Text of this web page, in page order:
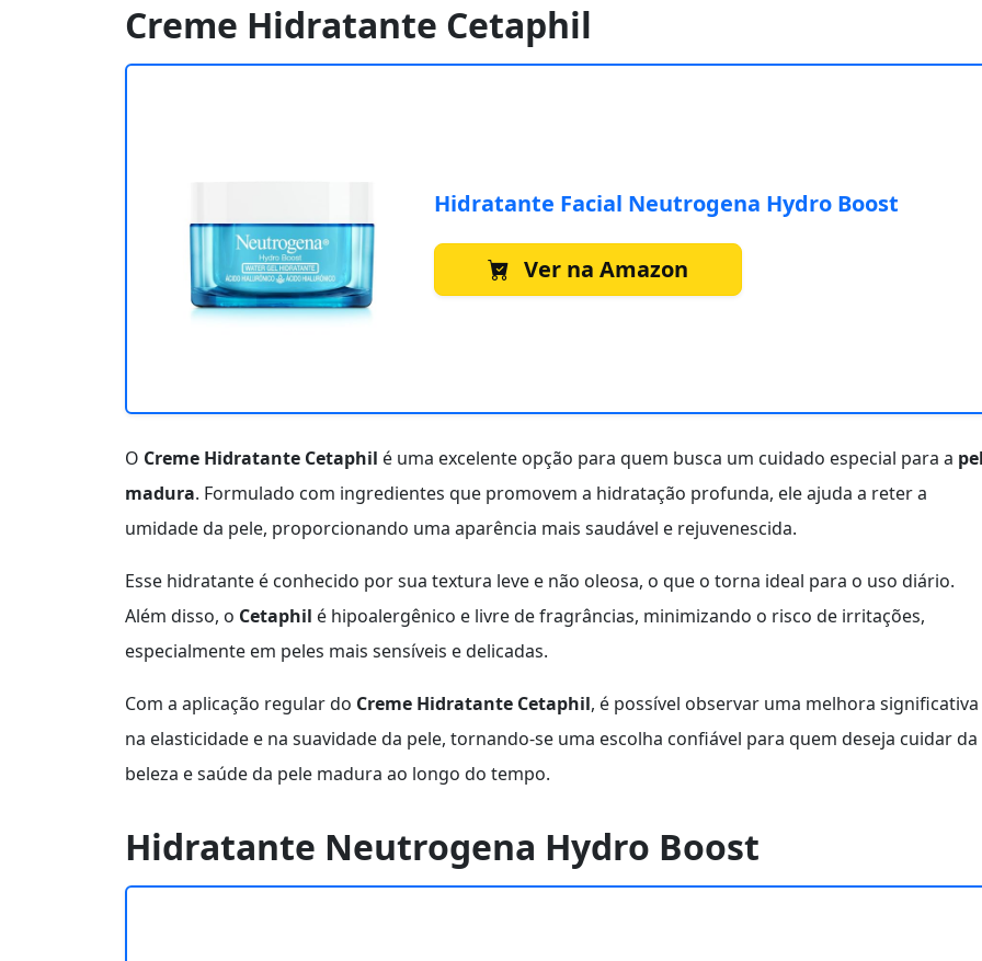
Creme Hidratante Cetaphil
Hidratante Facial Neutrogena Hydro Boost
Ver na Amazon
O Creme Hidratante Cetaphil é uma excelente opção para quem busca um cuidado especial para a
madura. Formulado com ingredientes que promovem a hidratação profunda, ele ajuda a reter a
umidade da pele, proporcionando uma aparência mais saudável e rejuvenescida.
Esse hidratante é conhecido por sua textura leve e não oleosa, o que o torna ideal para o uso diário.
Além disso, o Cetaphil é hipoalergênico e livre de fragrâncias, minimizando o risco de irritações,
especialmente em peles mais sensíveis e delicadas.
Com a aplicação regular do Creme Hidratante Cetaphil, é possível observar uma melhora significativa
na elasticidade e na suavidade da pele, tornando-se uma escolha confiável para quem deseja cuidar da
beleza e saúde da pele madura ao longo do tempo.
Hidratante Neutrogena Hydro Boost